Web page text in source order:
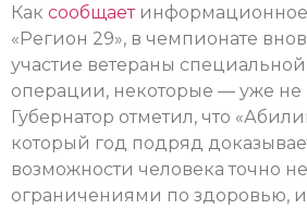
Как сообщаетинформационное
«Регион 29», в чемпионате
участие ветераны
операции, некоторые — уже не
Губернатор отметил, что
который год подряд
возможности человека точно
ограничениями по здоровью,